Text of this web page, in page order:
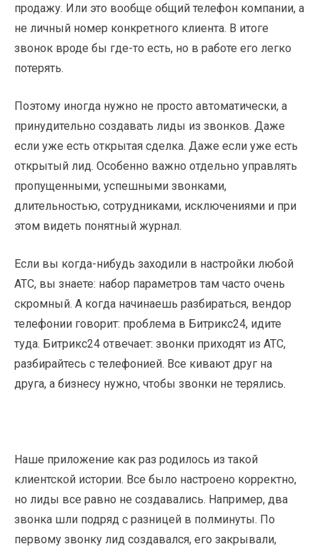
продажу. Или это вообще общий телефон компании, а
не личный номер конкретного клиента. В итоге
звонок вроде бы где-то есть, но в работе его легко
потерять.
Поэтому иногда нужно не просто автоматически, а
принудительно создавать лиды из звонков. Даже
если уже есть открытая сделка. Даже если уже есть
открытый лид. Особенно важно отдельно управлять
пропущенными, успешными звонками,
длительностью, сотрудниками, исключениями и при
этом видеть понятный журнал.
Если вы когда-нибудь заходили в настройки любой
АТС, вы знаете: набор параметров там часто очень
скромный. А когда начинаешь разбираться, вендор
телефонии говорит: проблема в Битрикс24, идите
туда. Битрикс24 отвечает: звонки приходят из АТС,
разбирайтесь с телефонией. Все кивают друг на
друга, а бизнесу нужно, чтобы звонки не терялись.
Наше приложение как раз родилось из такой
клиентской истории. Все было настроено корректно,
но лиды все равно не создавались. Например, два
звонка шли подряд с разницей в полминуты. По
первому звонку лид создавался, его закрывали,